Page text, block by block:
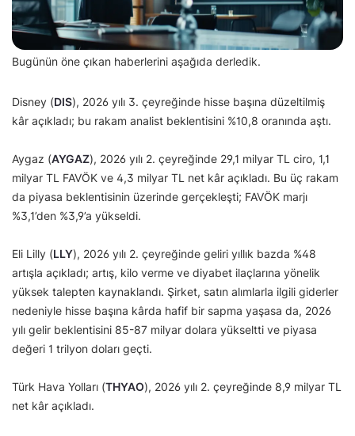
Bugünün öne çıkan haberlerini aşağıda derledik.
Disney (DIS), 2026 yılı 3. çeyreğinde hisse başına düzeltilmiş
kâr açıkladı; bu rakam analist beklentisini %10,8 oranında aştı.
Aygaz (AYGAZ), 2026 yılı 2. çeyreğinde 29,1 milyar TL ciro, 1,1
milyar TL FAVÖK ve 4,3 milyar TL net kâr açıkladı. Bu üç rakam
da piyasa beklentisinin üzerinde gerçekleşti; FAVÖK marjı
%3,1’den %3,9’a yükseldi.
Eli Lilly (LLY), 2026 yılı 2. çeyreğinde geliri yıllık bazda %48
artışla açıkladı; artış, kilo verme ve diyabet ilaçlarına yönelik
yüksek talepten kaynaklandı. Şirket, satın alımlarla ilgili giderler
nedeniyle hisse başına kârda hafif bir sapma yaşasa da, 2026
yılı gelir beklentisini 85-87 milyar dolara yükseltti ve piyasa
değeri 1 trilyon doları geçti.
Türk Hava Yolları (THYAO), 2026 yılı 2. çeyreğinde 8,9 milyar TL
net kâr açıkladı.